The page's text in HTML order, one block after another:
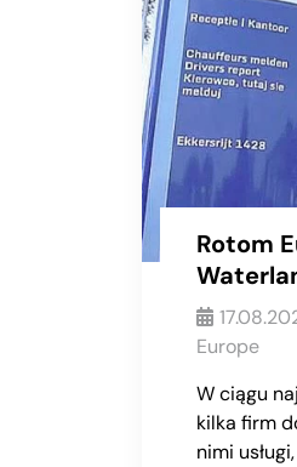
Rotom
Europe
W ciągu
kilka firm
nimi